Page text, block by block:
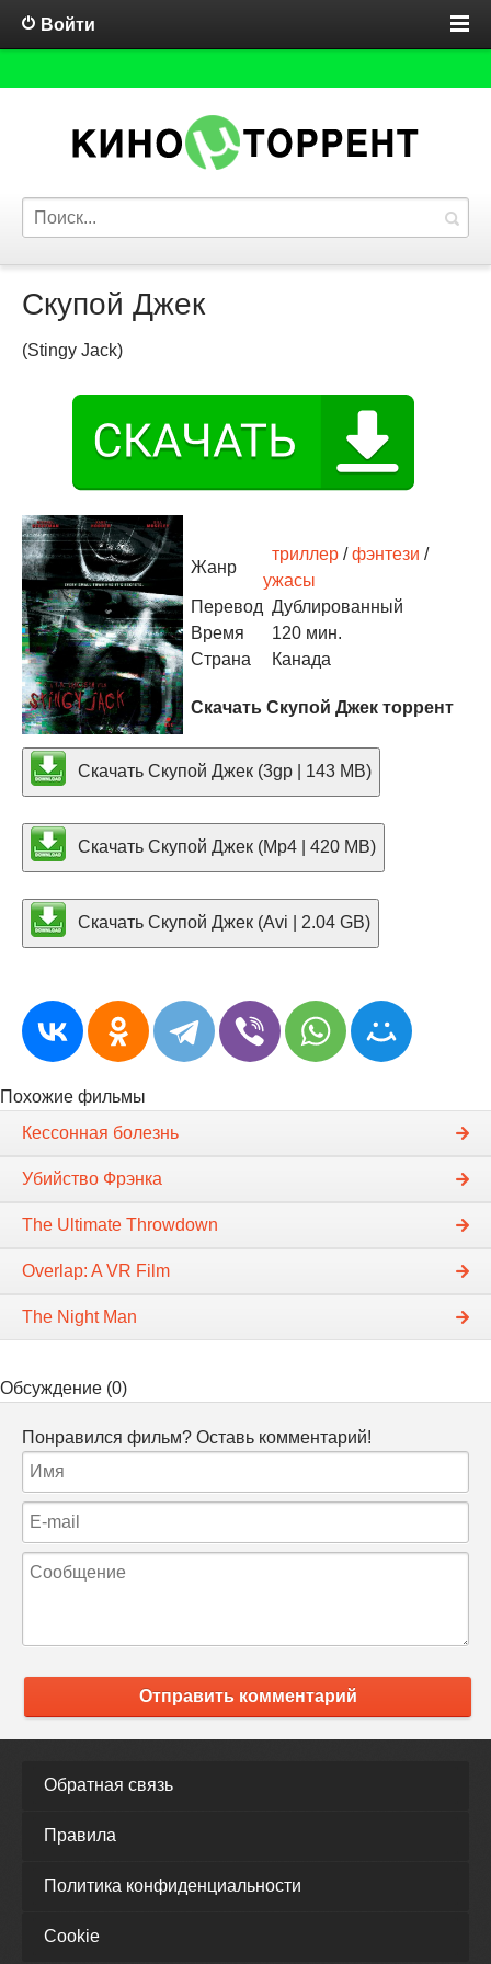
Войти
Скупой Джек
(Stingy Jack)
Жанр
триллер /фэнтези /
ужасы
Перевод Дублированный
Время
120 мин.
Страна
Канада
Скачать Скупой Джек торрент
Скачать Скупой Джек (3gp | 143 MB)
Скачать Скупой Джек (Mp4 | 420 MB)
Скачать Скупой Джек (Avi | 2.04 GB)
Похожие фильмы
Кессонная болезнь
Убийство Фрэнка
The Ultimate Throwdown
Overlap: A VR Film
The Night Man
Обсуждение (0)
Понравился фильм? Оставь комментарий!
Отправить комментарий
Обратная связь
Правила
Политика конфиденциальности
Cookie